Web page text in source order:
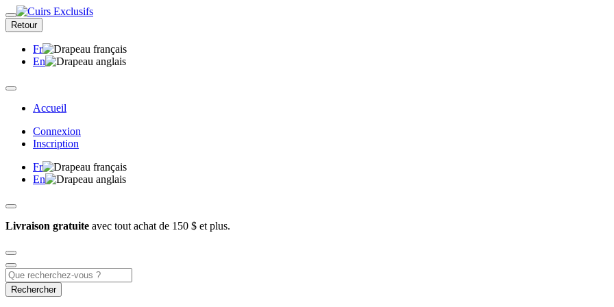
Retour
Fr
En
Accueil
Connexion
Inscription
Fr
En
Livraison gratuite avec tout achat de 150 $ et plus.
Rechercher